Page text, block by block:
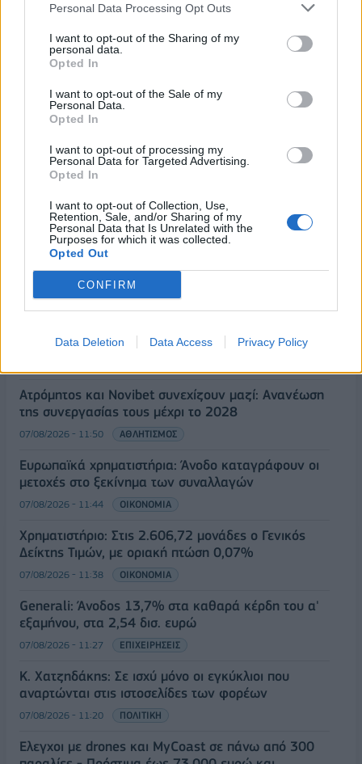
Personal Data Processing Opt Outs
I want to opt-out of the Sharing of my
personal data.
Opted In
I want to opt-out of the Sale of my
Personal Data.
Opted In
I want to opt-out of processing my
Personal Data for Targeted Advertising.
Opted In
I want to opt-out of Collection, Use,
Retention, Sale, and/or Sharing of my
Personal Data that Is Unrelated with the
Purposes for which it was collected.
Opted Out
CONFIRM
Data Deletion Data Access Privacy Policy
της Θεσσαλονίκης
13/05/2024 - 17:57
14/05/2024 - 07:54
ΡΟΗ ΕΙΔΗΣΕΩΝ
Vodafone
Ατρόμητος και Novibet συνεχίζουν μαζί: Ανανέωση
της συνεργασίας τους μέχρι το 2028
07/08/2026 - 11:50 ΑΘΛΗΤΙΣΜΟΣ
Ευρωπαϊκά χρηματιστήρια: Άνοδο καταγράφουν οι
μετοχές στο ξεκίνημα των συναλλαγών
07/08/2026 - 11:44 ΟΙΚΟΝΟΜΙΑ
Χρηματιστήριο: Στις 2.606,72 μονάδες ο Γενικός
Δείκτης Τιμών, με οριακή πτώση 0,07%
07/08/2026 - 11:38 ΟΙΚΟΝΟΜΙΑ
Generali: Άνοδος 13,7% στα καθαρά κέρδη του α'
εξαμήνου, στα 2,54 δισ. ευρώ
07/08/2026 - 11:27 ΕΠΙΧΕΙΡΗΣΕΙΣ
Κ. Χατζηδάκης: Σε ισχύ μόνο οι εγκύκλιοι που
αναρτώνται στις ιστοσελίδες των φορέων
07/08/2026 - 11:20 ΠΟΛΙΤΙΚΗ
Έλεγχοι με drones και MyCoast σε πάνω από 300